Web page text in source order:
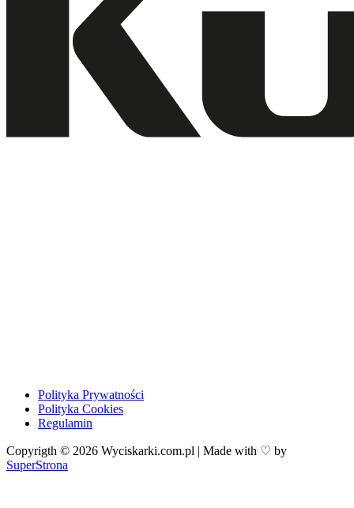
Polityka Prywatności
Polityka Cookies
Regulamin
Copyrigth © 2026 Wyciskarki.com.pl | Made with ♡ by
SuperStrona